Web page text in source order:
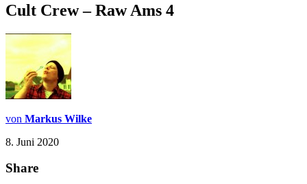
Cult Crew – Raw Ams 4
von Markus Wilke
8. Juni 2020
Share